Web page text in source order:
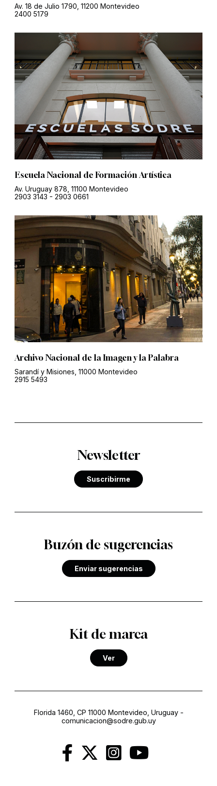
Av. 18 de Julio 1790, 11200 Montevideo
2400 5179
Escuela Nacional de Formación Artística
Av. Uruguay 878, 11100 Montevideo
2903 3143 - 2903 0661
Archivo Nacional de la Imagen y la Palabra
Sarandí y Misiones, 11000 Montevideo
2915 5493
Newsletter
Suscribirme
Buzón de sugerencias
Enviar sugerencias
Kit de marca
Ver
Florida 1460, CP 11000 Montevideo, Uruguay-
comunicacion@sodre.gub.uy